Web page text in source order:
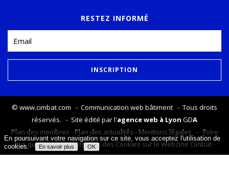
RESTEZ INFORMÉ
© www.cimbat.com - Communication web bâtiment - Tous droits
réservés. - Site édité par l'agence web à Lyon GDA
Plan des membres -Plan des actualités -Mentions légales - Foire
aux questions-Utilisation des Cookies sur le Webzine Cimbat-
En poursuivant votre navigation sur ce site, vous acceptez l'utilisation de
cookies.
En savoir plus OK